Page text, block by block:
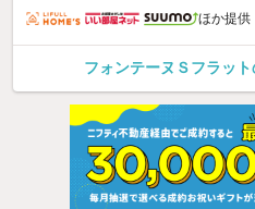
ほか提供
フォンテーヌＳフラッ